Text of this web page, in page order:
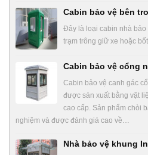
Cabin bảo vệ bên
Đây là loại cabin nhà
trạm trông giữ xe hoặc
Cabin bảo vệ cổng
Cabin bảo vệ canh gác
được sản xuất bằng vật
cao cấp. Sản phẩm chòi
nghiệm và được đánh giá cao về…
Nhà bảo vệ khung